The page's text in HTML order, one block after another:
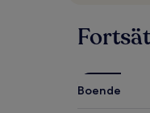
Ytterligare
gälla.
Boende